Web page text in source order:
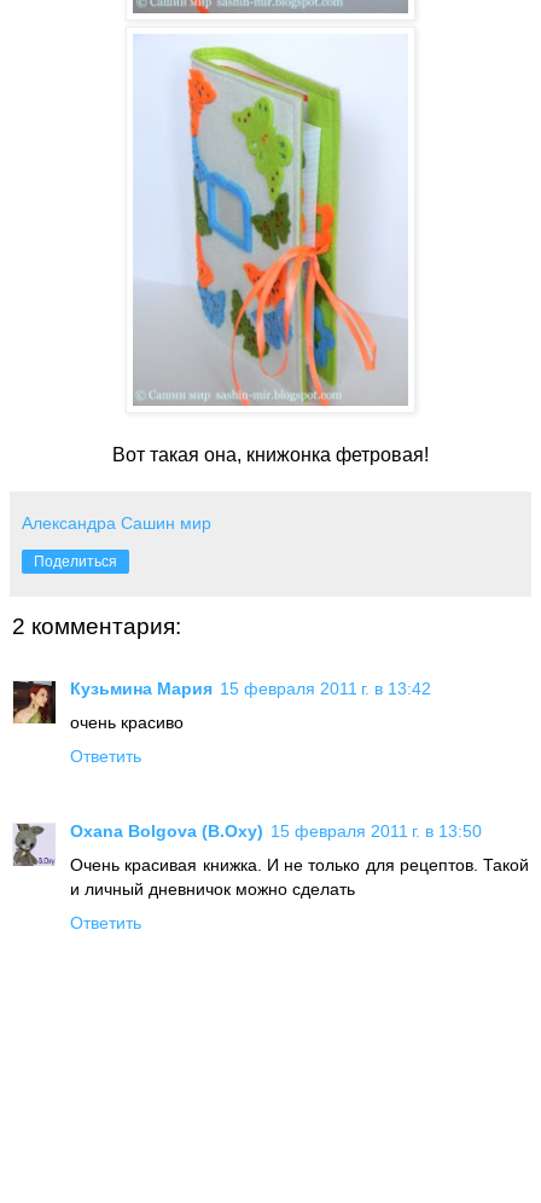
Вот такая она, книжонка фетровая!
Александра Сашин мир
Поделиться
2 комментария:
Кузьмина Мария 15 февраля 2011 г. в 13:42
очень красиво
Ответить
Oxana Bolgova (B.Oxy) 15 февраля 2011 г. в 13:50
Очень красивая книжка. И не только для рецептов. Такой
и личный дневничок можно сделать
Ответить